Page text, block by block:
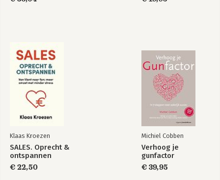
Klaas Kroezen
SALES. Oprecht &
ontspannen
€ 22,50
Michiel Cobben
Verhoog je
gunfactor
€ 39,95